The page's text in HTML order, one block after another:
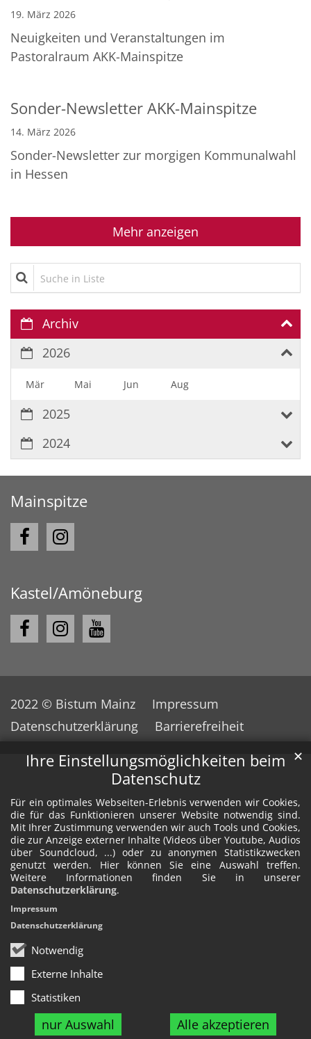
Ihre Einstellungsmöglichkeiten beim
Datenschutz
Für ein optimales Webseiten-Erlebnis verwenden wir Cookies,
die für das Funktionieren unserer Website notwendig sind.
Mit Ihrer Zustimmung verwenden wir auch Tools und Cookies,
die zur Anzeige externer Inhalte (Videos über Youtube, Audios
über Soundcloud, ...) oder zu anonymen Statistikzwecken
genutzt werden. Hier können Sie eine Auswahl treffen.
Weitere Informationen finden Sie in unserer
Datenschutzerklärung.
Notwendig
Externe Inhalte
Statistiken
nur Auswahl Alle akzeptieren
✕
Impressum
Datenschutzerklärung
19. März 2026
Neuigkeiten und Veranstaltungen im
Pastoralraum AKK-Mainspitze
Sonder-Newsletter AKK-Mainspitze
14. März 2026
Sonder-Newsletter zur morgigen Kommunalwahl
in Hessen
Mehr anzeigen
Suche in Liste
Archiv
2026
Mär Mai Jun Aug
2025
2024
Mainspitze
Kastel/Amöneburg
2022 © Bistum Mainz
Impressum
Datenschutzerklärung
Barrierefreiheit